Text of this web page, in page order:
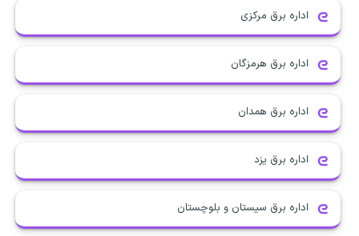
اداره برق مرکزی
اداره برق هرمزگان
اداره برق همدان
اداره برق یزد
اداره برق سیستان و بلوچستان